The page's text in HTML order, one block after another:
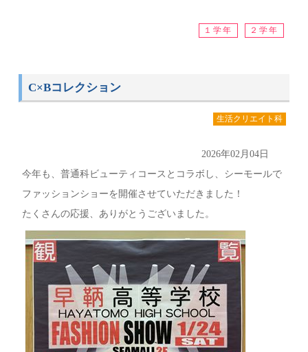
１学年 ２学年
C×Bコレクション
生活クリエイト科
2026年02月04日
今年も、普通科ビューティコースとコラボし、シーモールで
ファッションショーを開催させていただきました！
たくさんの応援、ありがとうございました。